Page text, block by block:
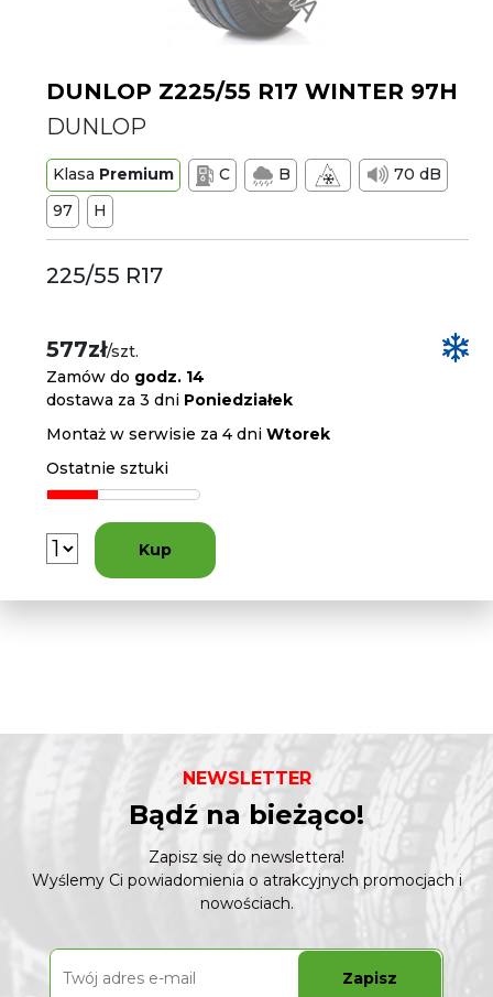
DUNLOP Z225/55 R17 WINTER 97H
DUNLOP
Klasa Premium C B
70 dB
97
H
225/55 R17
577zł/szt.
Zamów do godz. 14
dostawa za 3 dni Poniedziałek
Montaż w serwisie za 4 dniWtorek
Ostatnie sztuki
Kup
NEWSLETTER
Bądź na bieżąco!
Zapisz się do newslettera!
Wyślemy Ci powiadomienia o atrakcyjnych promocjach i
nowościach.
Zapisz